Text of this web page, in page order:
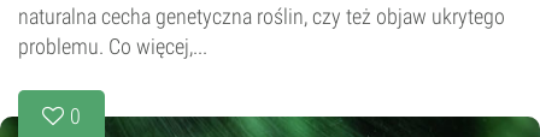
naturalna cecha genetyczna roślin, czy też objaw ukrytego
problemu. Co więcej,...
0